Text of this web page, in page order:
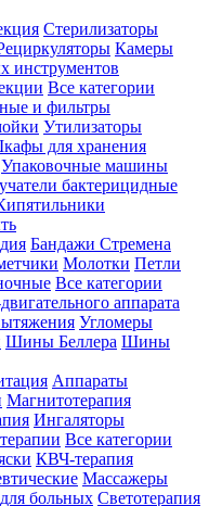
Стерилизаторы
Камеры
инструментов
Все категории
и фильтры
Утилизаторы
для хранения
Упаковочные машины
бактерицидные
Бандажи Стремена
Молотки Петли
Все категории
аппарата
Угломеры
Шины Беллера Шины
Аппараты
Магнитотерапия
Ингаляторы
Все категории
КВЧ-терапия
Массажеры
больных Светотерапия